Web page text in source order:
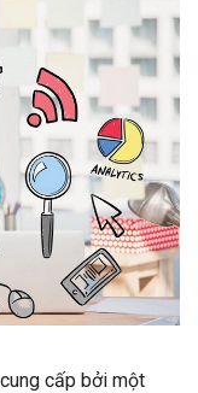
cấp bởi một